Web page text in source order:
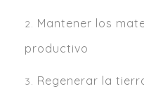
Mantener los
productivo
Regenerar la